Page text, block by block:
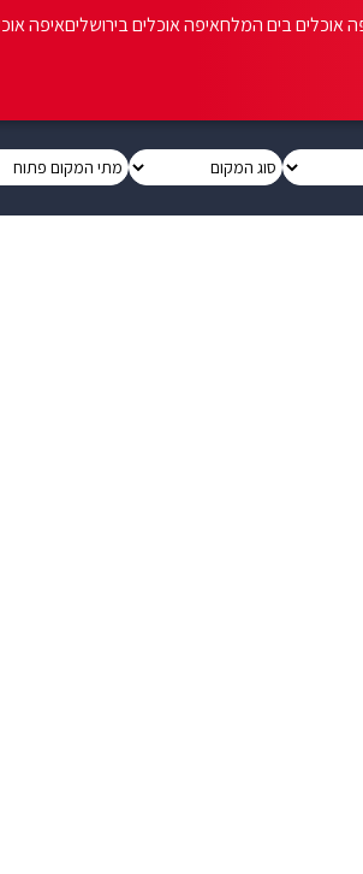
אוכלים בים המלחאיפה אוכלים בירושליםאיפה